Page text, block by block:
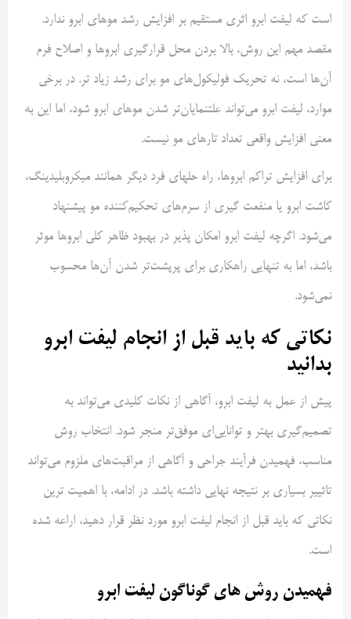
است که لیفت ابرو اثری مستقیم بر افزایش رشد موهای ابرو ندارد.
مقصد مهم این روش، بالا بردن محل قرارگیری ابروها و اصلاح فرم
آن‌ها است، نه تحریک فولیکول‌های مو برای رشد زیاد تر. در برخی
موارد، لیفت ابرو می‌تواند علتنمایان‌تر شدن موهای ابرو شود، اما این به
معنی افزایش واقعی تعداد تارهای مو نیست.
برای افزایش تراکم ابروها، راه حلهای فرد دیگر همانند میکروبلیدینگ،
کاشت ابرو یا منفعت گیری از سرم‌های تحکیم‌کننده مو پیشنهاد
می‌شود. اگرچه لیفت ابرو امکان پذیر در بهبود ظاهر کلی ابروها موثر
باشد، اما به تنهایی راهکاری برای پرپشت‌تر شدن آن‌ها محسوب
نمی‌شود.
نکاتی که باید قبل از انجام لیفت ابرو
بدانید
پیش از عمل به لیفت ابرو، آگاهی از نکات کلیدی می‌تواند به
تصمیم‌گیری بهتر و توانایی‌ای موفق‌تر منجر شود. انتخاب روش
مناسب، فهمیدن فرآیند جراحی و آگاهی از مراقبت‌های ملزوم می‌تواند
تاثییر بسیاری بر نتیجه نهایی داشته باشد. در ادامه، با اهمیت ترین
نکاتی که باید قبل از انجام لیفت ابرو مورد نظر قرار دهید، اراعه شده
است.
فهمیدن روش های گوناگون لیفت ابرو